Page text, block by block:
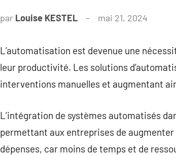
par Louise KESTEL mai 21, 2024
L’automatisation est devenue une
leur productivité. Les solutions
interventions manuelles et augmentant
L’intégration de systèmes automatisés
permettant aux entreprises de
dépenses, car moins de temps et de